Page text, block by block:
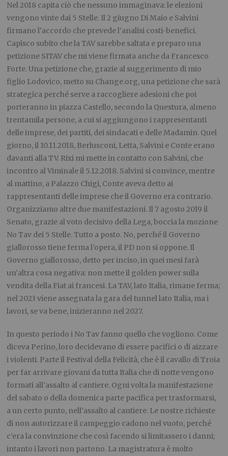
Nel 2018 capita ciò che nessuno immaginava: le elezioni
vengono vinte dai 5 Stelle. Il 2 giugno Di Maio e Salvini
firmano l’accordo che prevede l’analisi costi-benefici.
Capisco subito che la TAV sarebbe saltata e preparo una
petizione SITAV che mi viene firmata anche da Francesco
Forte. Una petizione che, grazie al suggerimento di mio
figlio Lodovico, metto su Change.org, una petizione che sarà
strategica perché serve a raccogliere adesioni che poi
porteranno in piazza Castello, secondo la Questura, almeno
trentamila persone, a cui si aggiungono i rappresentanti
delle imprese, dei partiti, dei sindacati e delle Madamin. Quel
giorno, il 10.11.2018, Berlusconi, Letta, Salvini e Conte erano
davanti alla TV. Rixi mi mette in contatto con Salvini, che
incontro al Viminale il 5.12.2018. Salvini si convince, mentre
al mattino, a Palazzo Chigi, Conte aveva detto ai
rappresentanti delle imprese che il Governo era contrario.
Organizziamo altre due manifestazioni. Il 7 agosto 2019 il
Senato, grazie al voto decisivo della Lega, boccia la mozione
No Tav dei 5 Stelle. Tutto a posto. No, perché il Governo
giallorosso tiene ferma l’opera, il PD non si oppone. Il
Governo giallorosso, detto per inciso, in quei mesi farà
un’altra cosa negativa: non mette il golden power sulla
vendita della Fiat ai francesi. La TAV, lato Italia, rimane ferma;
nel 2023 viene assegnata la gara del tunnel lato Italia, ma i
lavori, se va bene, inizieranno nel 2027.
In questo periodo i No Tav fanno quello che vogliono. Come
diceva Perino, loro decidevano di essere pacifici o di aizzare
i violenti. Parte il Festival della Felicità, che è il cavallo di Troia
per far arrivare giovani da tutta Italia che di notte vengono
formati all’assalto al cantiere. Ogni volta la manifestazione
del sabato o della domenica parte pacifica per trasformarsi,
a un certo punto, nell’assalto al cantiere. Le nostre richieste
di non autorizzare il campeggio cadono nel vuoto, perché
c’era la convinzione che così facendo si limitassero i danni;
intanto i lavori non partono. La magistratura è molto